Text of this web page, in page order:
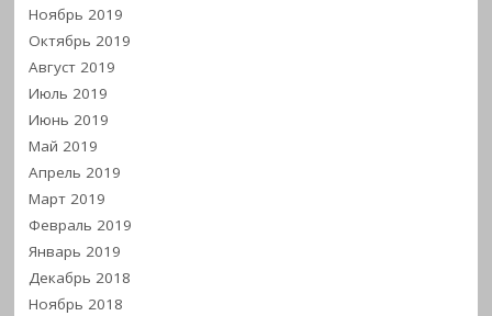
Ноябрь 2019
Октябрь 2019
Август 2019
Июль 2019
Июнь 2019
Май 2019
Апрель 2019
Март 2019
Февраль 2019
Январь 2019
Декабрь 2018
Ноябрь 2018